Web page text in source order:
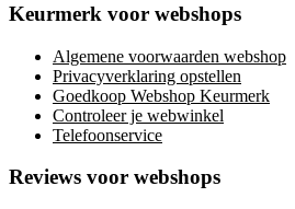
Keurmerk voor webshops
Algemene voorwaarden webshop
Privacyverklaring opstellen
Goedkoop Webshop Keurmerk
Controleer je webwinkel
Telefoonservice
Reviews voor webshops